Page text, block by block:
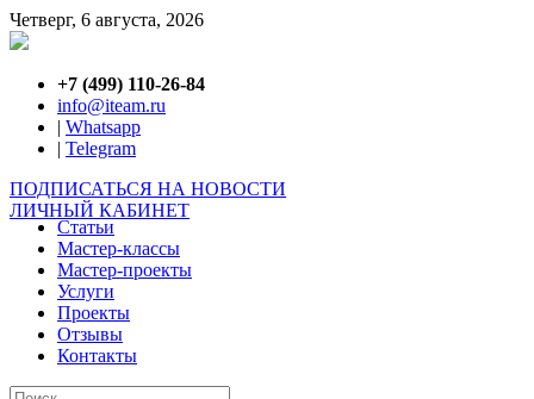
Четверг, 6 августа, 2026
+7 (499) 110-26-84
info@iteam.ru
| Whatsapp
| Telegram
ПОДПИСАТЬСЯ НА НОВОСТИ
ЛИЧНЫЙ КАБИНЕТ
Статьи
Мастер-классы
Мастер-проекты
Услуги
Проекты
Отзывы
Контакты